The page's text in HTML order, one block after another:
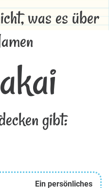
was es über
gibt:
Ein persönliches